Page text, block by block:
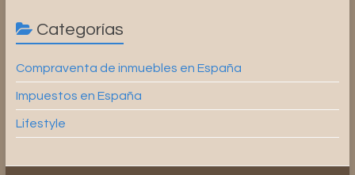
Categorías
Compraventa de inmuebles en España
Impuestos en España
Lifestyle